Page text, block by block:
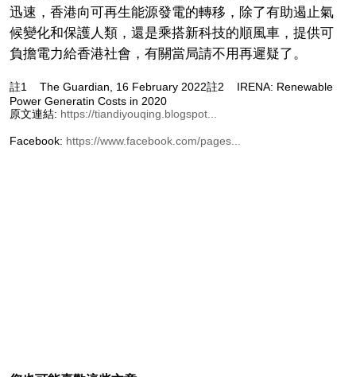
迅速，香港向可再生能源發電的轉移，除了有助遏止氣
候變化和保護人類，還是乘搭新科技的順風車，提供可
負擔電力給香港社會，有關當局請不用再遲疑了。
註1 The Guardian, 16 February 2022註2 IRENA: Renewable
Power Generatin Costs in 2020
原文連結: https://tiandiyouqing.blogspot...
Facebook: https://www.facebook.com/pages...